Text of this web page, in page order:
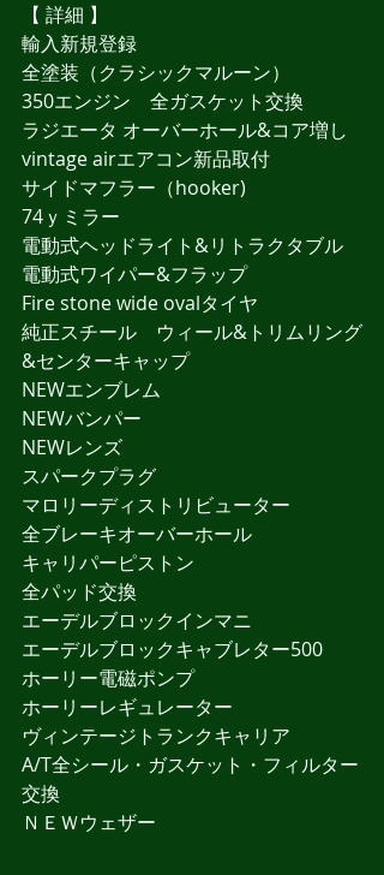
【 詳細 】
輸入新規登録
全塗装（クラシックマルーン）
350エンジン　全ガスケット交換
ラジエータ オーバーホール&コア増し
vintage airエアコン新品取付
サイドマフラー（hooker)
74ｙミラー
電動式ヘッドライト&リトラクタブル
電動式ワイパー&フラップ
Fire stone wide ovalタイヤ
純正スチール　ウィール&トリムリング
&センターキャップ
NEWエンブレム
NEWバンパー
NEWレンズ
スパークプラグ
マロリーディストリビューター
全ブレーキオーバーホール
キャリパーピストン
全パッド交換
エーデルブロックインマニ
エーデルブロックキャブレター500
ホーリー電磁ポンプ
ホーリーレギュレーター
ヴィンテージトランクキャリア
A/T全シール・ガスケット・フィルター
交換
ＮＥＷウェザー